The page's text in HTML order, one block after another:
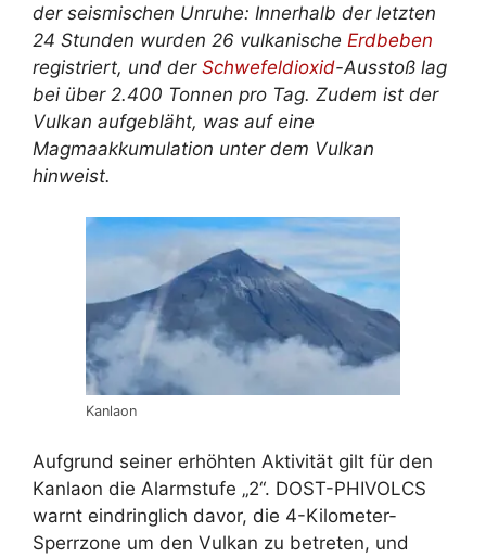
der seismischen Unruhe: Innerhalb der letzten
24 Stunden wurden 26 vulkanische Erdbeben
registriert, und der Schwefeldioxid-Ausstoß lag
bei über 2.400 Tonnen pro Tag. Zudem ist der
Vulkan aufgebläht, was auf eine
Magmaakkumulation unter dem Vulkan
hinweist.
Kanlaon
Aufgrund seiner erhöhten Aktivität gilt für den
Kanlaon die Alarmstufe „2“. DOST-PHIVOLCS
warnt eindringlich davor, die 4-Kilometer-
Sperrzone um den Vulkan zu betreten, und